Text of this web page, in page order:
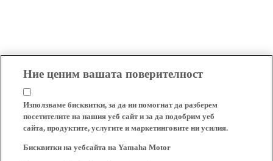
Ние ценим вашата поверителност
Използваме бисквитки, за да ни помогнат да разберем
посетителите на нашия уеб сайт и за да подобрим уеб
сайта, продуктите, услугите и маркетинговите ни усилия.
Бисквитки на уебсайта на Yamaha Motor